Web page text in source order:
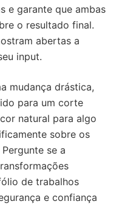
e garante que ambas
o resultado final.
abertas a
input.
mudança drástica,
para um corte
natural para algo
sobre os
se a
de trabalhos
e confiança